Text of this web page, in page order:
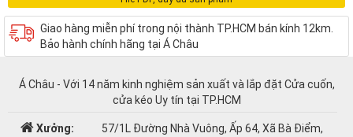
Giao hàng miễn phí trong nội thành TP.HCM bán kính 12km.
Bảo hành chính hãng tại Á Châu
Á Châu - Với 14 năm kinh nghiệm sản xuất và lắp đặt Cửa cuốn,
cửa kéo Uy tín tại TP.HCM
Xưởng:
57/1L Đường Nhà Vuông, Ấp 64, Xã Bà Điểm,